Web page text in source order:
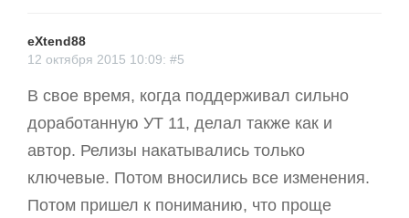
eXtend88
12 октября 2015 10:09: #5
В свое время, когда поддерживал сильно
доработанную УТ 11, делал также как и
автор. Релизы накатывались только
ключевые. Потом вносились все изменения.
Потом пришел к пониманию, что проще